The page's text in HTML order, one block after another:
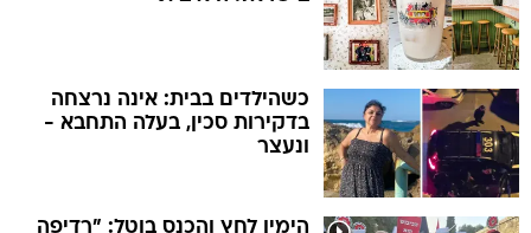
כשהילדים בבית: אינה נרצחה
בדקירות סכין, בעלה התחבא -
ונעצר
הימין לחץ והכנס בוטל: "רדיפה